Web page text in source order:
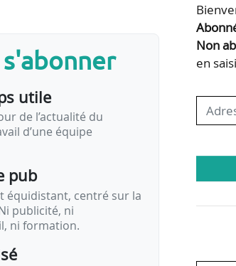
membre titulaire, en
chargé du Logement.
Territoires et Usagers à la DGALN ;
que titulaire, en remplacement
utile
de l’actualité du
d’une équipe
pub
équidistant, centré sur la
publicité, ni
ni formation.
Non
en